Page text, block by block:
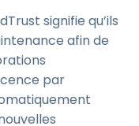
signifie qu’ils
afin de
par